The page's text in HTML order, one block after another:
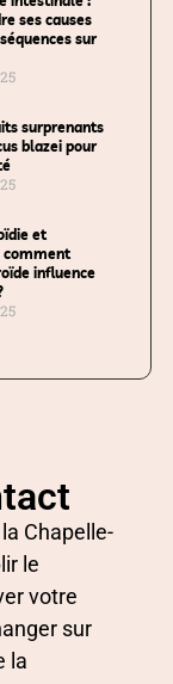
ses causes
sur
surprenants
blazei pour
et
comment
influence
Chapelle-
le
votre
sur
la